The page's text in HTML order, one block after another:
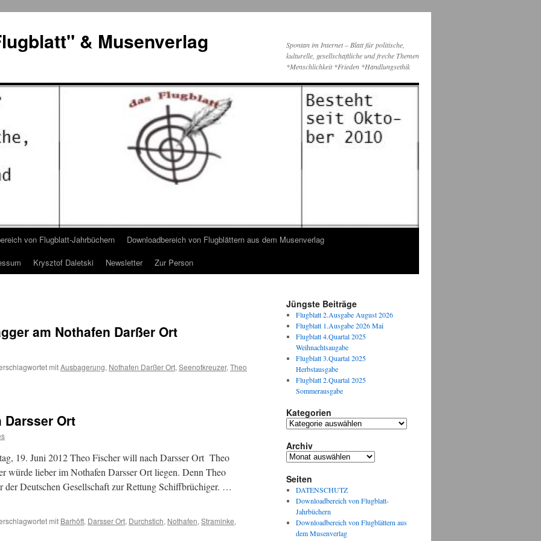
& Musenverlag
Spontan im Internet – Blatt für politische,
kulturelle, gesellschaftliche und freche Themen
*Menschlichkeit *Frieden *Handlungsethik
von Flugblatt-Jahrbüchern
Downloadbereich von Flugblättern aus dem Musenverlag
Krysztof Daletski Newsletter Zur Person
am Nothafen Darßer Ort
mitAusbagerung, Nothafen Darßer Ort, Seenotkreuzer, Theo
Ort
19. Juni 2012 Theo Fischer will nach Darsser Ort Theo
würde lieber im Nothafen Darsser Ort liegen. Denn Theo
der Deutschen Gesellschaft zur Rettung Schiffbrüchiger. …
mit Barhöft, Darsser Ort, Durchstich, Nothafen, Straminke,
Jüngste Beiträge
Flugblatt 2.Ausgabe August 2026
Flugblatt 1.Ausgabe 2026 Mai
Flugblatt 4.Quartal 2025
Weihnachtsaugabe
Flugblatt 3.Quartal 2025
Herbstausgabe
Flugblatt 2.Quartal 2025
Sommerausgabe
Kategorien
Kategorien
Archiv
Archiv
Seiten
DATENSCHUTZ
Downloadbereich von Flugblatt-
Jahrbüchern
Downloadbereich von Flugblättern aus
dem Musenverlag